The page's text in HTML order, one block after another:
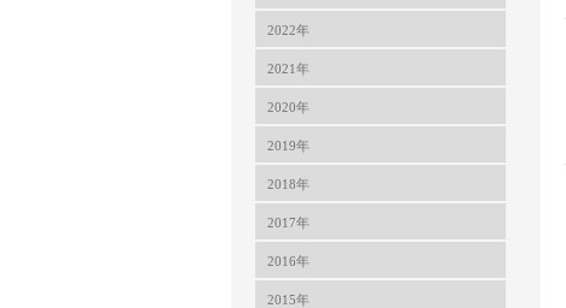
2022年
2021年
2020年
2019年
2018年
2017年
2016年
2015年